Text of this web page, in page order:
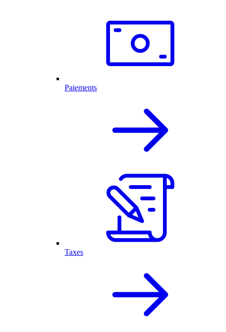
Paiements
Taxes